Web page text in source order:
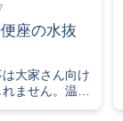
座の水抜
大家さん向け
ません。温水
はウォシュレ